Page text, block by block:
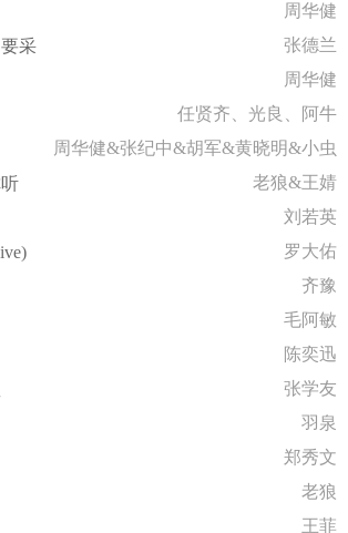
周华健
采
张德兰
周华健
任贤齐、光良、阿牛
周华健&张纪中&胡军&黄晓明&小虫
老狼&王婧
刘若英
罗大佑
齐豫
毛阿敏
陈奕迅
张学友
羽泉
郑秀文
老狼
王菲